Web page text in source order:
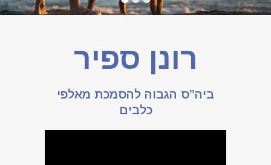
רונן ספיר
ביה”ס הגבוה להסמכת מאלפי
כלבים